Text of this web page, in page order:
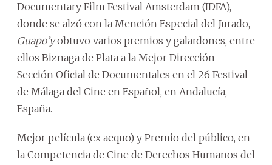
Documentary Film Festival Amsterdam (IDFA),
donde se alzó con la Mención Especial del Jurado,
Guapo’yobtuvo varios premios y galardones, entre
ellos Biznaga de Plata a la Mejor Dirección -
Sección Oficial de Documentales en el 26 Festival
de Málaga del Cine en Español, en Andalucía,
España.
Mejor película (ex aequo) y Premio del público, en
la Competencia de Cine de Derechos Humanos del